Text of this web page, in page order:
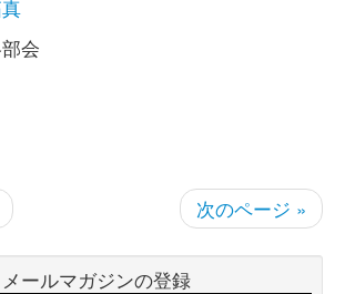
会
次のページ »
メールマガジンの登録